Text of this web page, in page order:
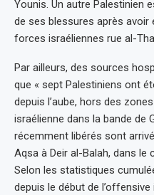
Younis. Un autre Palestinien
de ses blessures après
forces israéliennes rue al-
Par ailleurs, des sources
que « sept Palestiniens ont
depuis l’aube, hors des
israélienne dans la bande de
récemment libérés sont
Aqsa à Deir al-Balah, dans le
Selon les statistiques
depuis le début de